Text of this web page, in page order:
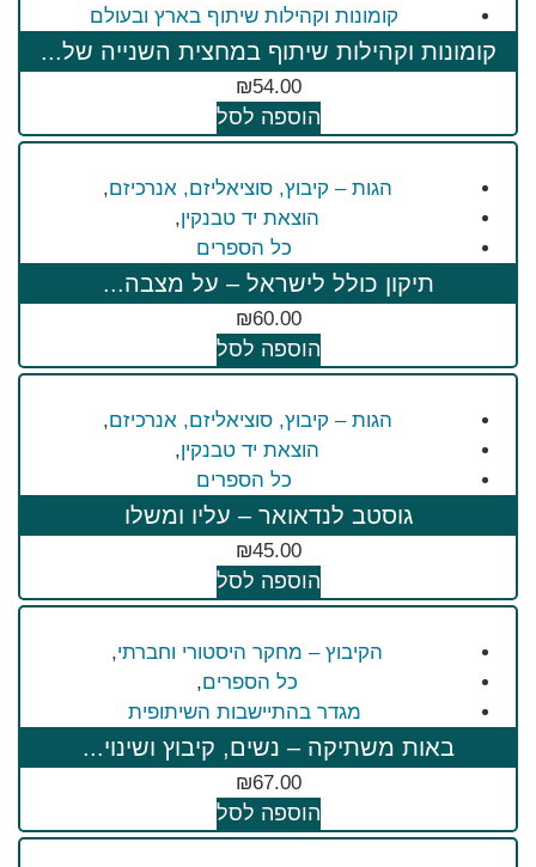
קומונות וקהילות שיתוף בארץ ובעולם
קומונות וקהילות שיתוף במחצית השנייה של...
₪54.00
הוספה לסל
הגות – קיבוץ, סוציאליזם, אנרכיזם,
הוצאת יד טבנקין,
כל הספרים
תיקון כולל לישראל – על מצבה...
₪60.00
הוספה לסל
הגות – קיבוץ, סוציאליזם, אנרכיזם,
הוצאת יד טבנקין,
כל הספרים
גוסטב לנדאואר – עליו ומשלו
₪45.00
הוספה לסל
הקיבוץ – מחקר היסטורי וחברתי,
כל הספרים,
מגדר בהתיישבות השיתופית
באות משתיקה – נשים, קיבוץ ושינוי...
₪67.00
הוספה לסל